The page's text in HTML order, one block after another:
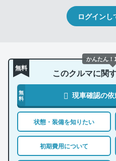
ログインし
無料 このクルマに関
無
料
現車確認の
状態・装備を知りたい
初期費用について
かんたん！